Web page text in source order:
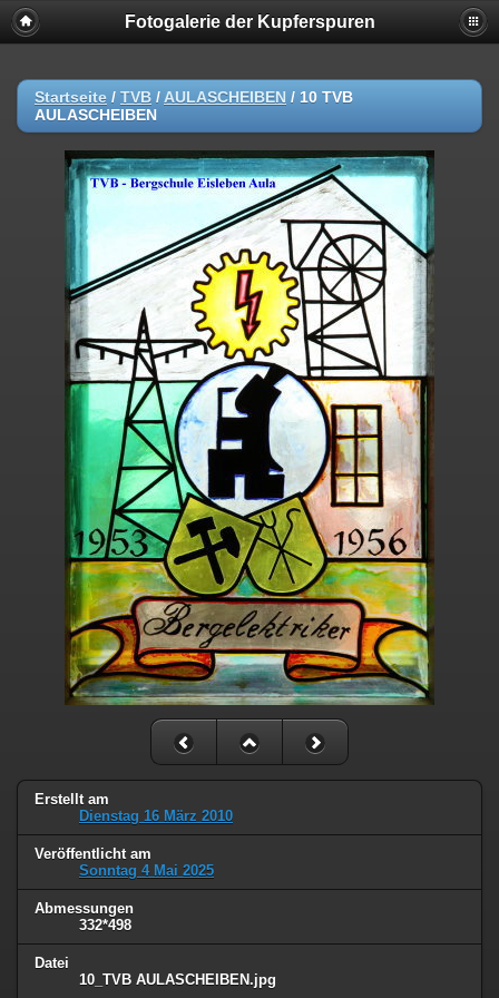
Fotogalerie der Kupferspuren
Startseite / TVB / AULASCHEIBEN / 10 TVB
AULASCHEIBEN
Erstellt am
Dienstag 16 März 2010
Veröffentlicht am
Sonntag 4 Mai 2025
Abmessungen
332*498
Datei
10_TVB AULASCHEIBEN.jpg